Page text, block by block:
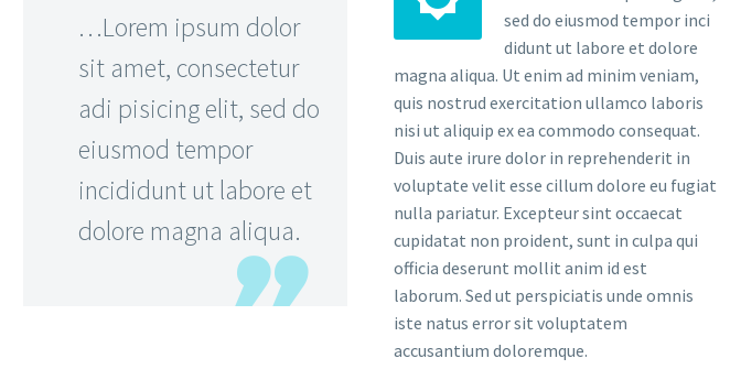
…Lorem ipsum dolor
sit amet, consectetur
adi pisicing elit, sed do
eiusmod tempor
incididunt ut labore et
dolore magna aliqua.
sed do eiusmod tempor inci
didunt ut labore et dolore
magna aliqua. Ut enim ad minim veniam,
quis nostrud exercitation ullamco laboris
nisi ut aliquip ex ea commodo consequat.
Duis aute irure dolor in reprehenderit in
voluptate velit esse cillum dolore eu fugiat
nulla pariatur. Excepteur sint occaecat
cupidatat non proident, sunt in culpa qui
officia deserunt mollit anim id est
laborum. Sed ut perspiciatis unde omnis
iste natus error sit voluptatem
accusantium doloremque.